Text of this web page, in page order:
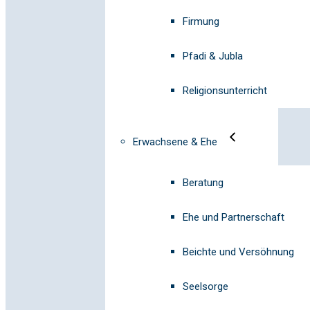
Firmung
Pfadi & Jubla
Religionsunterricht
Erwachsene & Ehe
Beratung
Ehe und Partnerschaft
Beichte und Versöhnung
Seelsorge